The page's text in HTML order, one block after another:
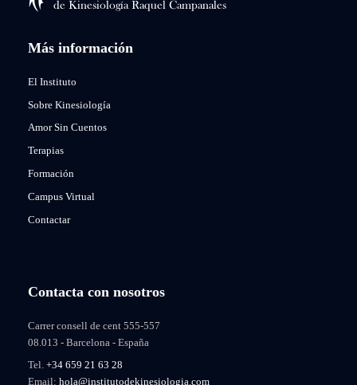
Más información
El Instituto
Sobre Kinesiología
Amor Sin Cuentos
Terapias
Formación
Campus Virtual
Contactar
Contacta con nosotros
Carrer consell de cent 555-557
08.013 - Barcelona - España
Tel. +34 659 21 63 28
Email: hola@institutodekinesiologia.com